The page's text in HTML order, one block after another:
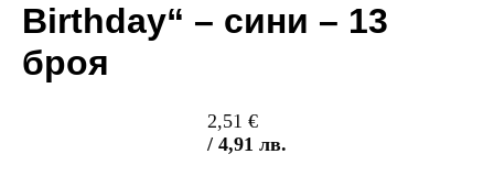
Birthday“ – сини – 13
броя
2,51 €
/ 4,91 лв.